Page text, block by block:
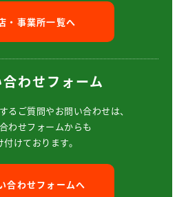
・事業所一覧へ
わせフォーム
るご質問やお問い合わせは、
わせフォームからも
付けております。
合わせフォームへ